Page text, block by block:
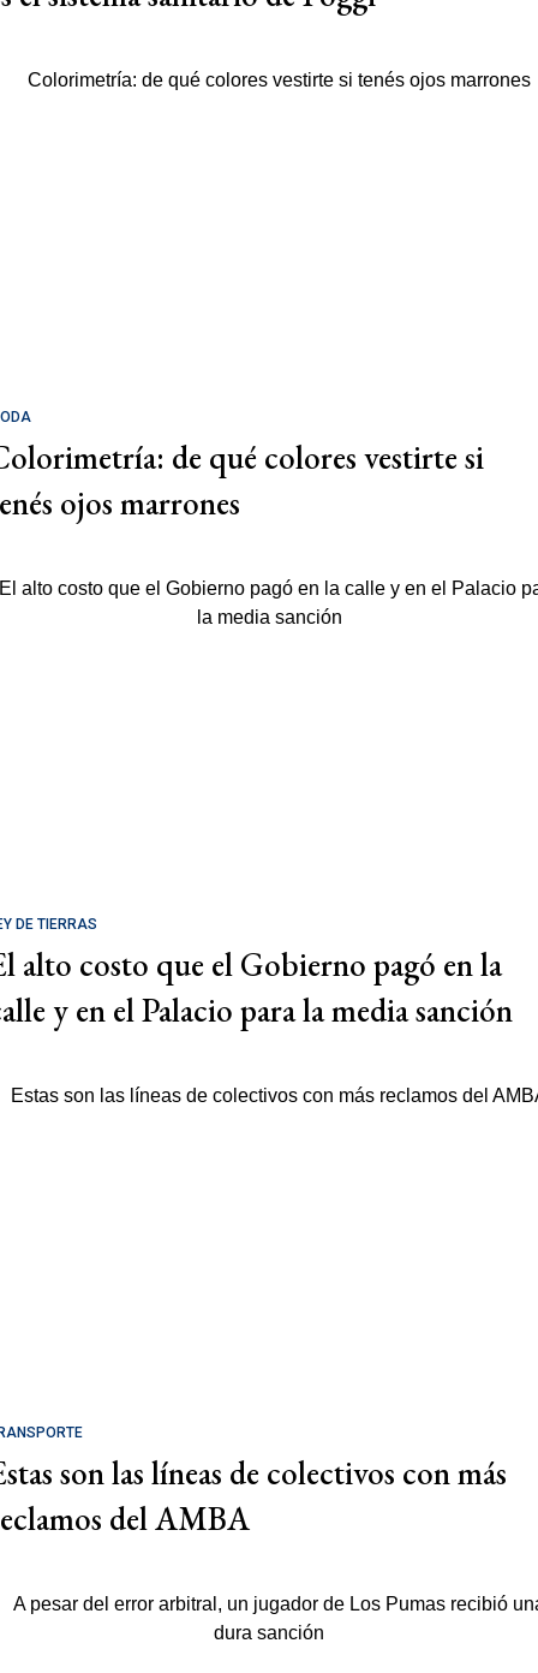
de qué colores vestirte si
ojos marrones
DE TIERRAS
alto costo que el Gobierno pagó en la
y en el Palacio para la media sanción
son las líneas de colectivos con más
del AMBA